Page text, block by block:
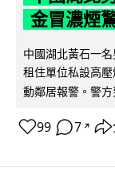
金冒濃煙
中國湖北黃石一
租住單位私設高
動鄰居報警。警
99 7 ↗